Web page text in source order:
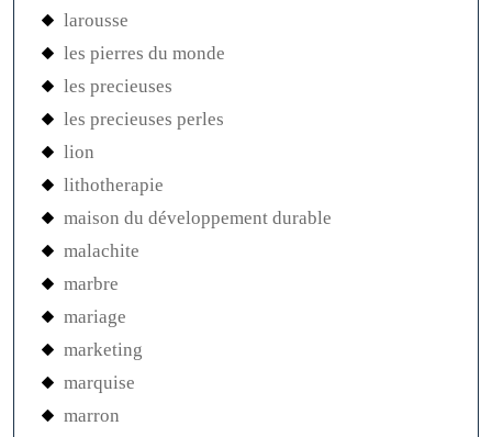
larousse
les pierres du monde
les precieuses
les precieuses perles
lion
lithotherapie
maison du développement durable
malachite
marbre
mariage
marketing
marquise
marron